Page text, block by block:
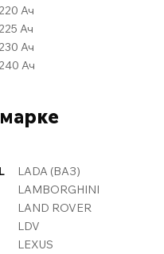
220 Ач
225 Ач
230 Ач
240 Ач
L
LADA (ВАЗ)
LAMBORGHINI
LAND ROVER
LDV
LEXUS